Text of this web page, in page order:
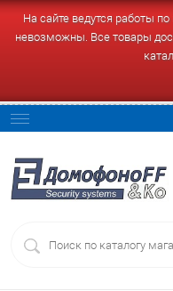
На сайте ведутся работы
невозможны. Все товары